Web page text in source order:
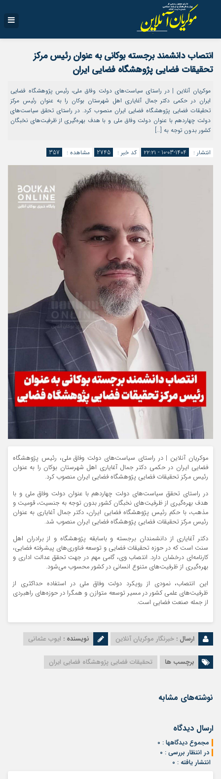
انتصاب دانشمند برجسته بوکانی به عنوان رئیس مرکز
تحقیقات فضایی پژوهشگاه فضایی ایران
موکریان آنلاین | در راستای سیاست‌های دولت وفاق ملی، رئیس پژوهشگاه فضایی
ایران در حکمی دکتر جمال آغایاری اهل شهرستان بوکان را به عنوان رئیس مرکز
تحقیقات فضایی پژوهشگاه فضایی ایران منصوب کرد. در راستای تحقق سیاست‌های
دولت چهاردهم با عنوان دولت وفاق ملی و با هدف بهره‌گیری از ظرفیت‌های نخبگان
کشور بدون توجه به […]
انتشار : 1404-03-10 - ۲۲:۲۱ کد خبر : 2745 مشاهده : 357
موکریان آنلاین | در راستای سیاست‌های دولت وفاق ملی، رئیس پژوهشگاه
فضایی ایران در حکمی دکتر جمال آغایاری اهل شهرستان بوکان را به عنوان
رئیس مرکز تحقیقات فضایی پژوهشگاه فضایی ایران منصوب کرد.
در راستای تحقق سیاست‌های دولت چهاردهم با عنوان دولت وفاق ملی و با
هدف بهره‌گیری از ظرفیت‌های نخبگان کشور بدون توجه به جنسیت، قومیت و
مذهب، با حکم رئیس پژوهشگاه فضایی ایران، دکتر جمال آغایاری به عنوان
رئیس مرکز تحقیقات فضایی پژوهشگاه فضایی ایران منصوب شد.
دکتر آغایاری از دانشمندان برجسته و باسابقه پژوهشگاه و از برادران اهل
سنت است که در حوزه تحقیقات فضایی و توسعه فناوری‌های پیشرفته فضایی،
کارنامه‌ای درخشان دارد. انتصاب وی، گامی مهم در جهت تحقق عدالت اداری و
بهره‌گیری از ظرفیت‌های متنوع انسانی در کشور محسوب می‌شود.
این انتصاب، نمودی از رویکرد دولت وفاق ملی در استفاده حداکثری از
ظرفیت‌های علمی کشور در مسیر توسعه متوازن و همگرا در حوزه‌های راهبردی
از جمله صنعت فضایی است.
ارسال : خبرنگار موکریان آنلاین نویسنده : ایوب عثمانی
برچسب ها تحقیقات فضایی پژوهشگاه فضایی ایران
نوشته‌های مشابه
ارسال دیدگاه
مجموع دیدگاهها : 0
در انتظار بررسی : 0
انتشار یافته : 0